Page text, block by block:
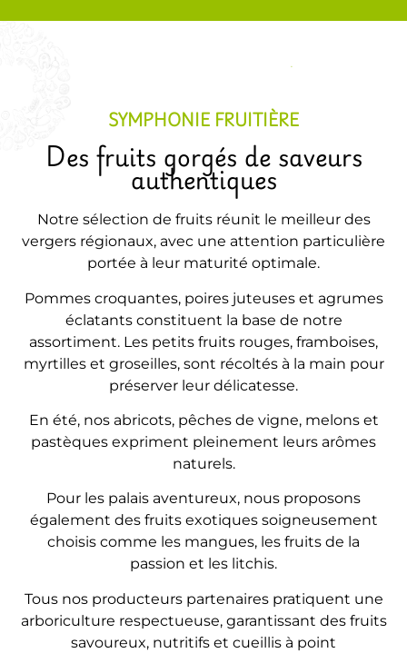
SYMPHONIE FRUITIÈRE
Des fruits gorgés de saveurs
authentiques
Notre sélection de fruits réunit le meilleur des
vergers régionaux, avec une attention particulière
portée à leur maturité optimale.
Pommes croquantes, poires juteuses et agrumes
éclatants constituent la base de notre
assortiment. Les petits fruits rouges, framboises,
myrtilles et groseilles, sont récoltés à la main pour
préserver leur délicatesse.
En été, nos abricots, pêches de vigne, melons et
pastèques expriment pleinement leurs arômes
naturels.
Pour les palais aventureux, nous proposons
également des fruits exotiques soigneusement
choisis comme les mangues, les fruits de la
passion et les litchis.
Tous nos producteurs partenaires pratiquent une
arboriculture respectueuse, garantissant des fruits
savoureux, nutritifs et cueillis à point